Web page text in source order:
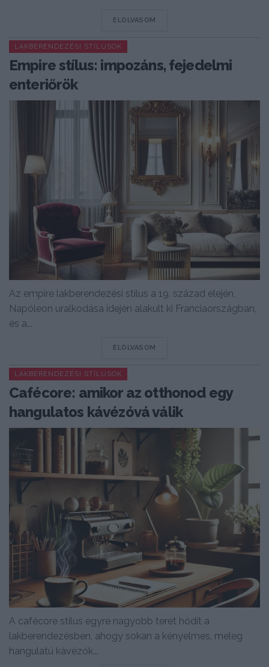
ELOLVASOM
LAKBERENDEZÉSI STÍLUSOK
Empire stílus: impozáns, fejedelmi
enteriőrök
Az empire lakberendezési stílus a 19. század elején,
Napóleon uralkodása idején alakult ki Franciaországban,
és a...
ELOLVASOM
LAKBERENDEZÉSI STÍLUSOK
Cafécore: amikor az otthonod egy
hangulatos kávézóvá válik
A cafécore stílus egyre nagyobb teret hódít a
lakberendezésben, ahogy sokan a kényelmes, meleg
hangulatú kávézók...